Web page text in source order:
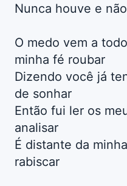
Nunca houve e
O medo vem a
minha fé roubar
Dizendo você já
de sonhar
Então fui ler os
analisar
É distante da
rabiscar